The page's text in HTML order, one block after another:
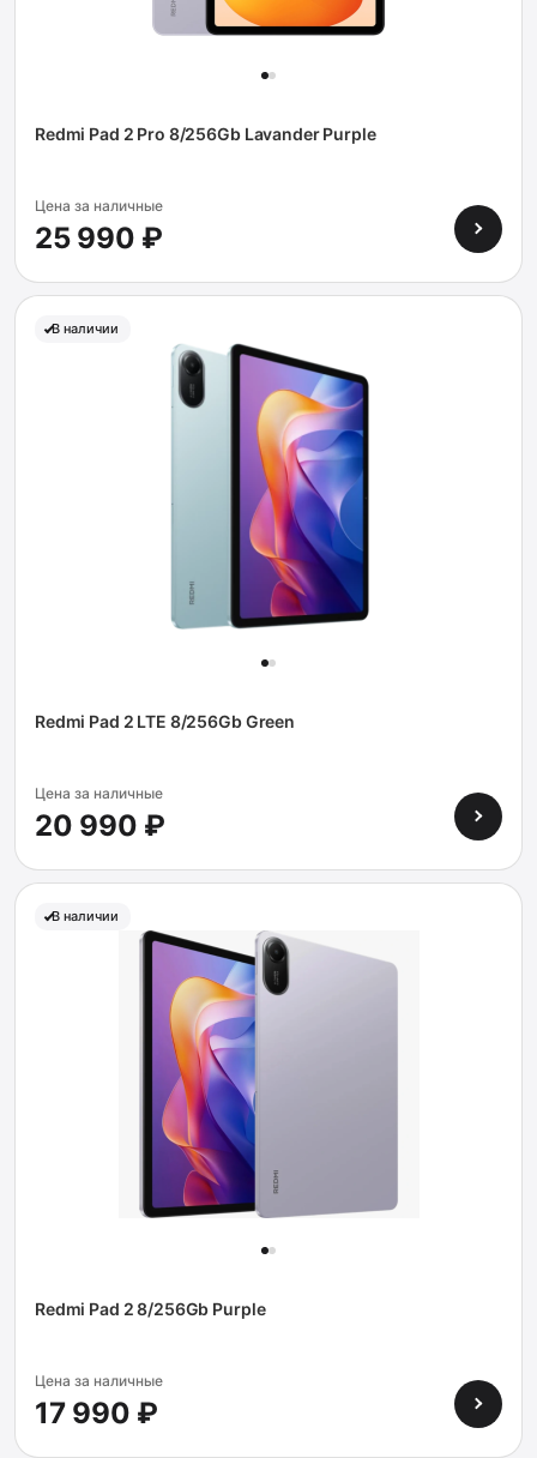
Redmi Pad 2 Pro 8/256Gb Lavander Purple
Цена за наличные
25 990 ₽
В наличии
Redmi Pad 2 LTE 8/256Gb Green
Цена за наличные
20 990 ₽
В наличии
Redmi Pad 2 8/256Gb Purple
Цена за наличные
17 990 ₽